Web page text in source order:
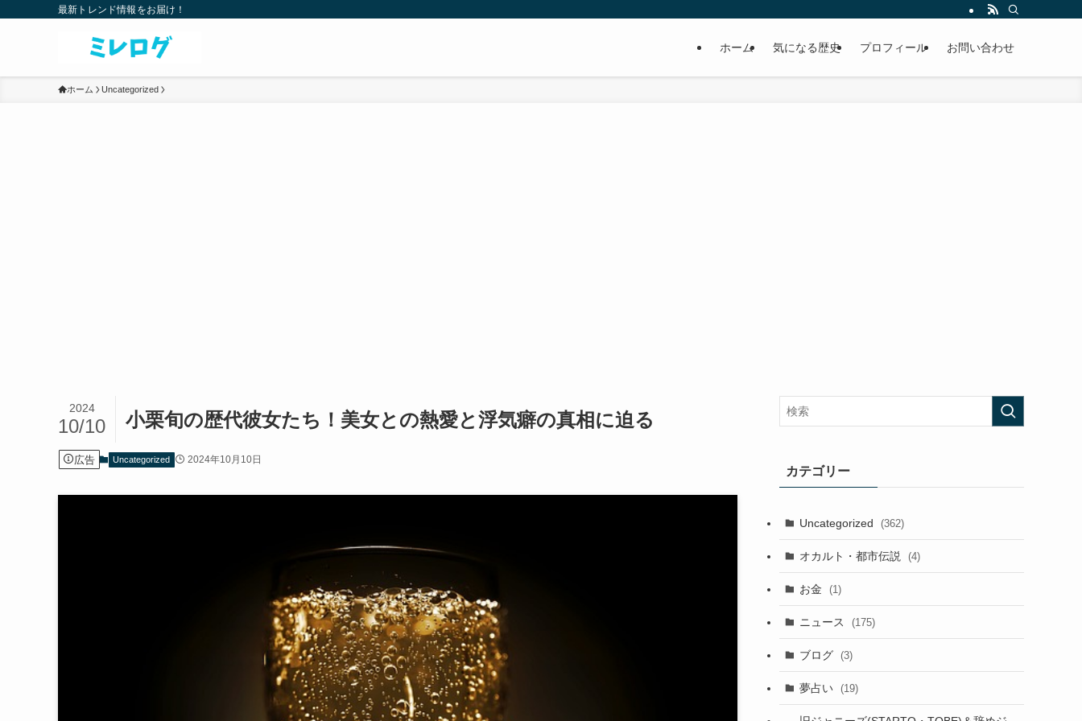
最新トレンド情報をお届け！
ホーム 気になる歴史 プロフィール お問い合わせ
ホーム Uncategorized
小栗旬の歴代彼女たち！美女との熱愛と浮気癖の真相に迫る
2024
10/10
広告 Uncategorized 2024年10月10日
カテゴリー
Uncategorized (362)
オカルト・都市伝説 (4)
お金 (1)
ニュース (175)
ブログ (3)
夢占い (19)